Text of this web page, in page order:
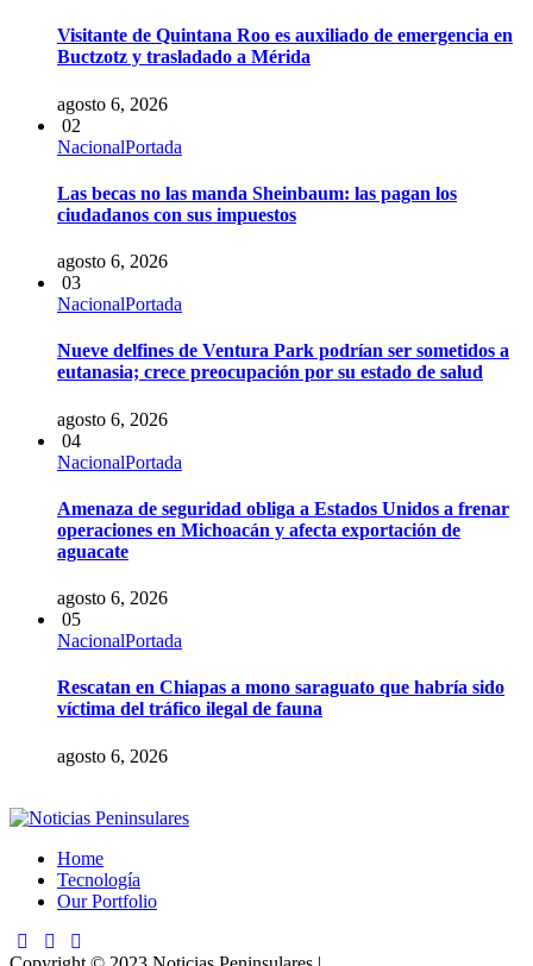
Visitante de Quintana Roo es auxiliado de emergencia en
Buctzotz y trasladado a Mérida
agosto 6, 2026
02
NacionalPortada
Las becas no las manda Sheinbaum: las pagan los
ciudadanos con sus impuestos
agosto 6, 2026
03
NacionalPortada
Nueve delfines de Ventura Park podrían ser sometidos a
eutanasia; crece preocupación por su estado de salud
agosto 6, 2026
04
NacionalPortada
Amenaza de seguridad obliga a Estados Unidos a frenar
operaciones en Michoacán y afecta exportación de
aguacate
agosto 6, 2026
05
NacionalPortada
Rescatan en Chiapas a mono saraguato que habría sido
víctima del tráfico ilegal de fauna
agosto 6, 2026
Home
Tecnología
Our Portfolio